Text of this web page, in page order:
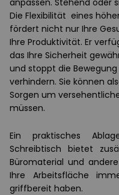
Die Flexibilität eines
fördert nicht nur Ihre
Ihre Produktivität. Er
das Ihre Sicherheit
und stoppt die
verhindern. Sie können
Sorgen um
müssen.
Ein praktisches
Schreibtisch bietet
Büromaterial und
Ihre Arbeitsfläche
griffbereit haben.